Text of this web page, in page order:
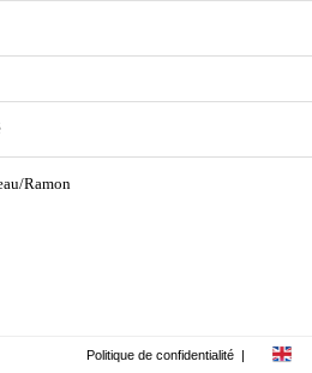
Ramon
Politique de confidentialité |